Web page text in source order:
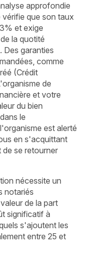
approfondie
vérifie que son taux
et exige
la quotité
Des garanties
comme
(Crédit
de
et votre
du bien
le
est alerté
en s'acquittant
de se retourner
nécessite un
notariés
de la part
significatif à
s'ajoutent les
entre 25 et